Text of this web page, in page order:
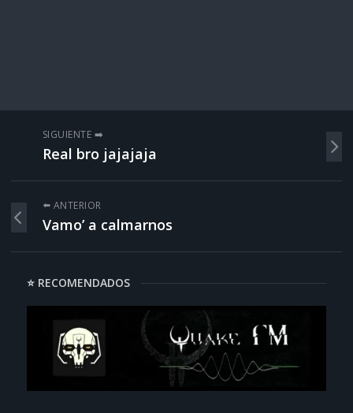
SIGUIENTE ➡️
Real bro jajajaja
⬅️ ANTERIOR
Vamo’ a calmarnos
⭐ RECOMENDADOS